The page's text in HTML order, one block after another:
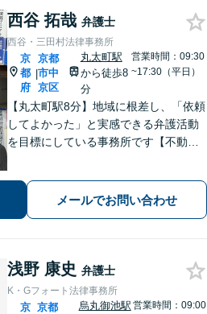
西谷 拓哉 弁護士
西谷・三田村法律事務所
京
都
府
|
京都
市中
京区
丸太町駅
から徒歩8
分
営業時間：09:30
~17:30（平日）
【丸太町駅8分】地域に根差し、「依頼
してよかった」と実感できる弁護活動
を目標にしている事務所です【不動
続・遺言】相談者さまに寄り添い、円
滑な相続を目指します
メールでお問い合わせ
浅野 康史 弁護士
K・Gフォート法律事務所
京 京都
烏丸御池駅 営業時間：09:00